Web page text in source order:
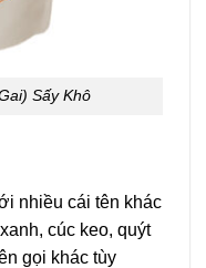
Sấy Khô
nhiều cái tên khác
cúc keo, quýt
gọi khác tùy